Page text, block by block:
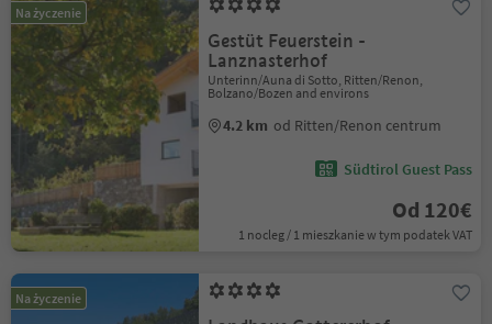
Na życzenie
Gestüt Feuerstein -
Lanznasterhof
Unterinn/Auna di Sotto, Ritten/Renon,
Bolzano/Bozen and environs
4.2 km od Ritten/Renon centrum
Südtirol Guest Pass
Od 120€
1 nocleg / 1 mieszkanie w tym podatek VAT
Na życzenie